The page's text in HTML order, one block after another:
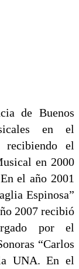
de Buenos
en el
recibiendo el
en 2000
el año 2001
Espinosa”
2007 recibió
por el
“Carlos
UNA. En el